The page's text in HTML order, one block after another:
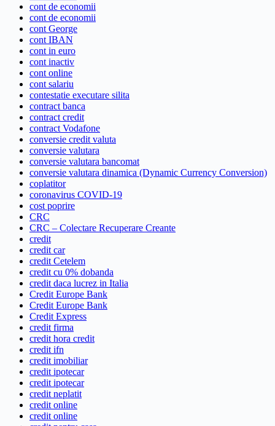
cont de economii
cont de economii
cont George
cont IBAN
cont in euro
cont inactiv
cont online
cont salariu
contestatie executare silita
contract banca
contract credit
contract Vodafone
conversie credit valuta
conversie valutara
conversie valutara bancomat
conversie valutara dinamica (Dynamic Currency Conversion)
coplatitor
coronavirus COVID-19
cost poprire
CRC
CRC – Colectare Recuperare Creante
credit
credit car
credit Cetelem
credit cu 0% dobanda
credit daca lucrez in Italia
Credit Europe Bank
Credit Europe Bank
Credit Express
credit firma
credit hora credit
credit ifn
credit imobiliar
credit ipotecar
credit ipotecar
credit neplatit
credit online
credit online